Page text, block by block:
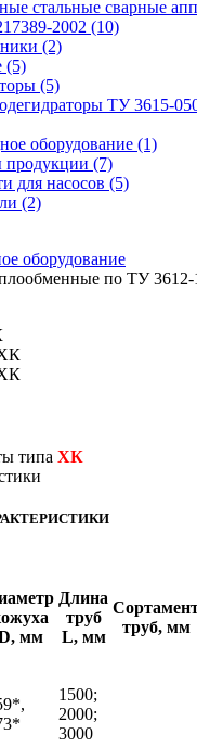
стальные сварные
2002 (10)
(2)
(5)
(5)
ТУ 3615-
оборудование (1)
(7)
для насосов (5)
(2)
оборудование
по ТУ 3612-
типа ХК
мм
Длина
труб
L, мм
труб, мм
1500;
2000;
3000